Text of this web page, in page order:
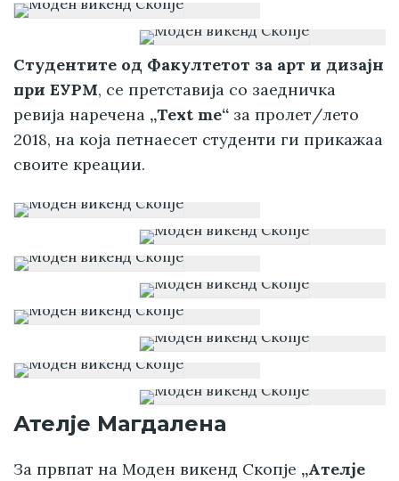
Студентите од Факултетот за арт и дизajн
при ЕУРМ, се претставија со заедничка
ревија наречена „Text me“ за пролет/лето
2018, на која петнаесет студенти ги прикажаа
своите креации.
Ателје Магдалена
За првпат на Моден викенд Скопје „Ателје